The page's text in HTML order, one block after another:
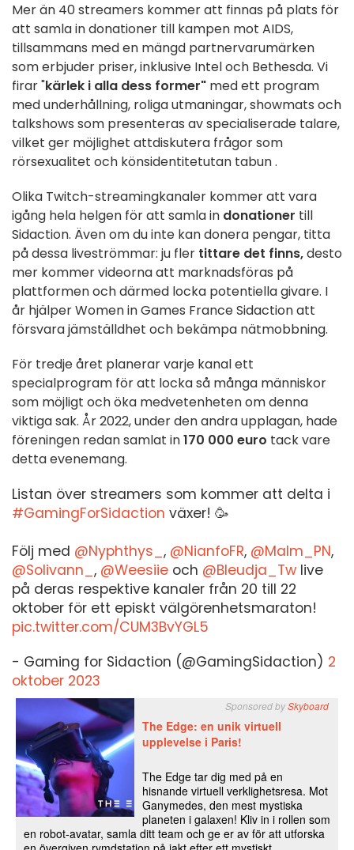
Mer än 40 streamers kommer att finnas på plats för
att samla in donationer till kampen mot AIDS,
tillsammans med en mängd partnervarumärken
som erbjuder priser, inklusive Intel och Bethesda. Vi
firar "kärlek i alla dess former" med ett program
med underhållning, roliga utmaningar, showmats och
talkshows som presenteras av specialiserade talare,
vilket ger möjlighet attdiskutera frågorsom
rörsexualitet och könsidentitetutan tabun.
Olika Twitch-streamingkanaler kommer att vara
igång hela helgen för att samla in donationer till
Sidaction. Även om du inte kan donera pengar, titta
på dessa liveströmmar: ju fler tittare det finns,desto
mer kommer videorna att marknadsföras på
plattformen och därmed locka potentiella givare. I
år hjälperWomen in Games FranceSidactionatt
försvarajämställdhet och bekämpa nätmobbning.
För tredje året planerar varje kanal ett
specialprogram för att locka så många människor
som möjligt och öka medvetenheten om denna
viktiga sak. År 2022, under den andra upplagan, hade
föreningen redan samlat in170 000 euro tack vare
detta evenemang.
Listan över streamers som kommer att delta i
#GamingForSidaction växer! 🥳
Följ med @Nyphthys_, @NianfoFR, @Malm_PN,
@Solivann_, @Weesiie och @Bleudja_Tw live
på deras respektive kanaler från 20 till 22
oktober för ett episkt välgörenhetsmaraton!
pic.twitter.com/CUM3BvYGL5
- Gaming for Sidaction (@GamingSidaction) 2
oktober 2023